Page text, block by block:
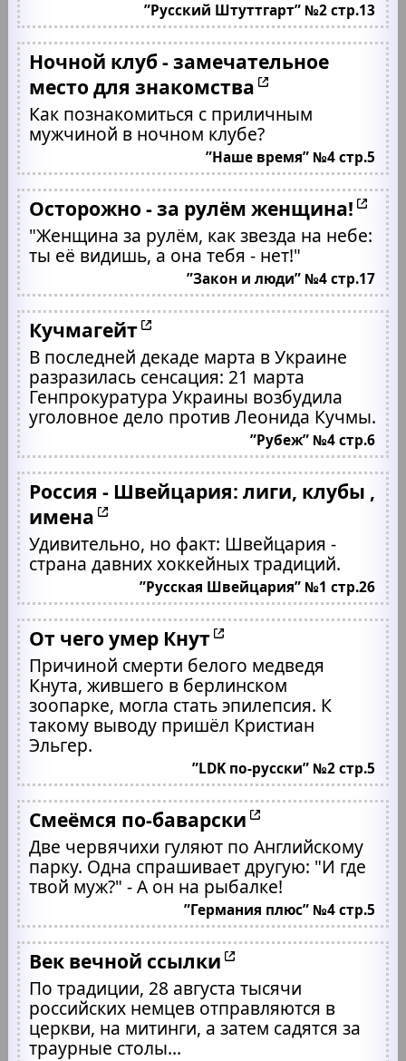
”Русский Штуттгарт” №2 стр.13
Ночной клуб - замечательное
место для знакомства
Как познакомиться с приличным
мужчиной в ночном клубе?
”Наше время” №4 стр.5
Осторожно - за рулём женщина!
"Женщина за рулём, как звезда на небе:
ты её видишь, а она тебя - нет!"
”Закон и люди” №4 стр.17
Кучмагейт
В последней декаде марта в Украине
разразилась сенсация: 21 марта
Генпрокуратура Украины возбудила
уголовное дело против Леонида Кучмы.
”Рубеж” №4 стр.6
Россия - Швейцария: лиги, клубы ,
имена
Удивительно, но факт: Швейцария -
страна давних хоккейных традиций.
”Русская Швейцария” №1 стр.26
От чего умер Кнут
Причиной смерти белого медведя
Кнута, жившего в берлинском
зоопарке, могла стать эпилепсия. К
такому выводу пришёл Кристиан
Эльгер.
”LDK по-русски” №2 стр.5
Смеёмся по-баварски
Две червячихи гуляют по Английскому
парку. Одна спрашивает другую: "И где
твой муж?" - А он на рыбалке!
”Германия плюс” №4 стр.5
Век вечной ссылки
По традиции, 28 августа тысячи
российских немцев отправляются в
церкви, на митинги, а затем садятся за
траурные столы...